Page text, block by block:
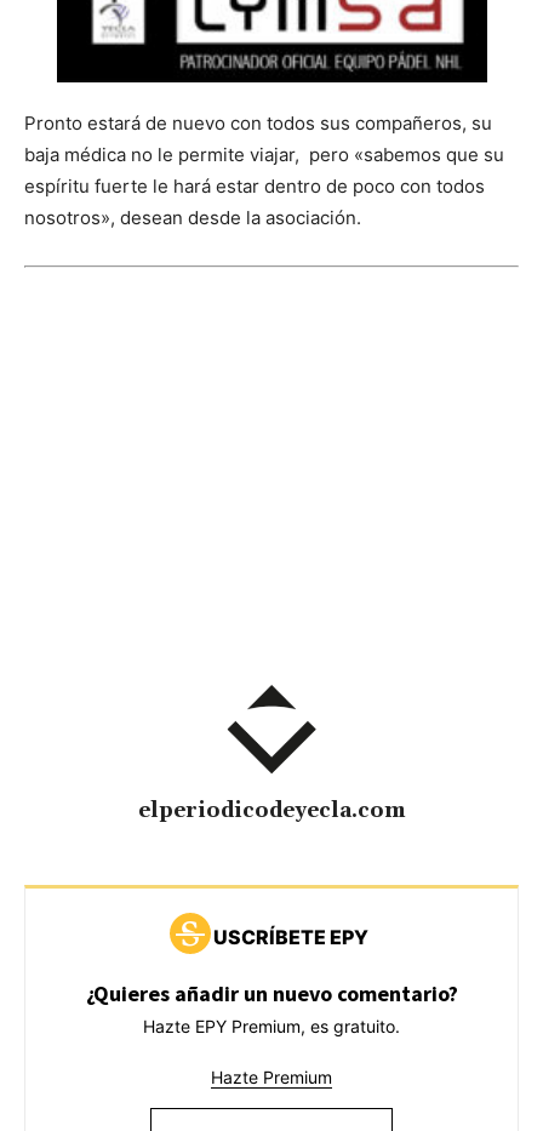
Pronto estará de nuevo con todos sus compañeros, su
baja médica no le permite viajar, pero «sabemos que su
espíritu fuerte le hará estar dentro de poco con todos
nosotros», desean desde la asociación.
elperiodicodeyecla.com
USCRÍBETE EPY
¿Quieres añadir un nuevo comentario?
Hazte EPY Premium, es gratuito.
Hazte Premium